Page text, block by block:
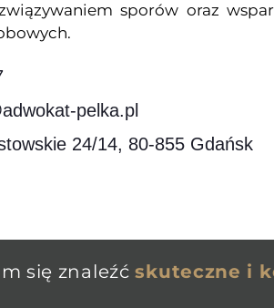
sporów oraz
pelka.pl
24/14, 80-855 Gdańsk
się znaleźćskuteczne i